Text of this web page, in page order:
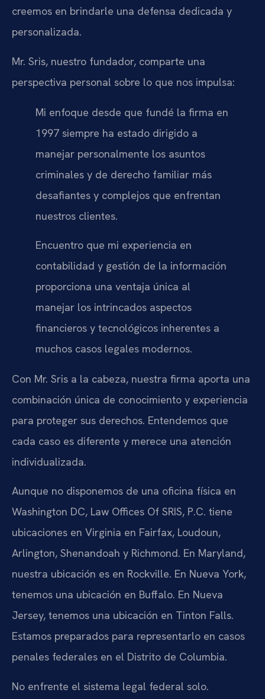
creemos en brindarle una defensa dedicada y
personalizada.
Mr. Sris, nuestro fundador, comparte una
perspectiva personal sobre lo que nos impulsa:
Mi enfoque desde que fundé la firma en
1997 siempre ha estado dirigido a
manejar personalmente los asuntos
criminales y de derecho familiar más
desafiantes y complejos que enfrentan
nuestros clientes.
Encuentro que mi experiencia en
contabilidad y gestión de la información
proporciona una ventaja única al
manejar los intrincados aspectos
financieros y tecnológicos inherentes a
muchos casos legales modernos.
Con Mr. Sris a la cabeza, nuestra firma aporta una
combinación única de conocimiento y experiencia
para proteger sus derechos. Entendemos que
cada caso es diferente y merece una atención
individualizada.
Aunque no disponemos de una oficina física en
Washington DC, Law Offices Of SRIS, P.C. tiene
ubicaciones en Virginia en Fairfax, Loudoun,
Arlington, Shenandoah y Richmond. En Maryland,
nuestra ubicación es en Rockville. En Nueva York,
tenemos una ubicación en Buffalo. En Nueva
Jersey, tenemos una ubicación en Tinton Falls.
Estamos preparados para representarlo en casos
penales federales en el Distrito de Columbia.
No enfrente el sistema legal federal solo.